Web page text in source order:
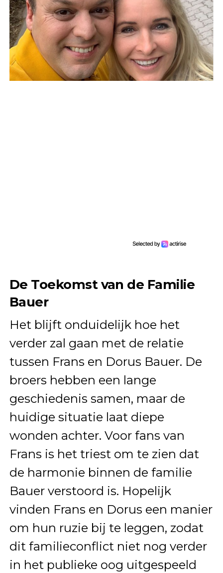
De Toekomst van de Familie
Bauer
Het blijft onduidelijk hoe het
verder zal gaan met de relatie
tussen Frans en Dorus Bauer. De
broers hebben een lange
geschiedenis samen, maar de
huidige situatie laat diepe
wonden achter. Voor fans van
Frans is het triest om te zien dat
de harmonie binnen de familie
Bauer verstoord is. Hopelijk
vinden Frans en Dorus een manier
om hun ruzie bij te leggen, zodat
dit familieconflict niet nog verder
in het publieke oog uitgespeeld